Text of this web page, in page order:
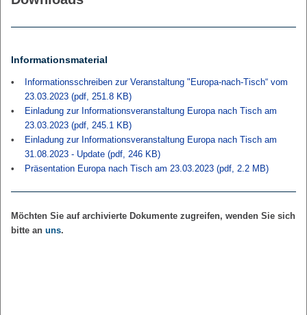
Informationsmaterial
Informationsschreiben zur Veranstaltung "Europa-nach-Tisch“ vom
23.03.2023 (pdf, 251.8 KB)
Einladung zur Informationsveranstaltung Europa nach Tisch am
23.03.2023 (pdf, 245.1 KB)
Einladung zur Informationsveranstaltung Europa nach Tisch am
31.08.2023 - Update (pdf, 246 KB)
Präsentation Europa nach Tisch am 23.03.2023 (pdf, 2.2 MB)
Möchten Sie auf archivierte Dokumente zugreifen, wenden Sie sich
bitte an uns.